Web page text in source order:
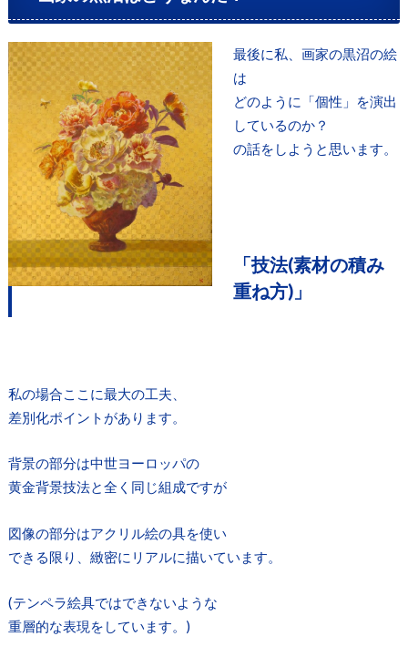
最後に私、画家の黒沼の絵
は
どのように「個性」を演出
しているのか？
の話をしようと思います。
「技法(素材の積み
重ね方)」
私の場合ここに最大の工夫、
差別化ポイントがあります。
背景の部分は中世ヨーロッパの
黄金背景技法と全く同じ組成ですが
図像の部分はアクリル絵の具を使い
できる限り、緻密にリアルに描いています。
(テンペラ絵具ではできないような
重層的な表現をしています。)